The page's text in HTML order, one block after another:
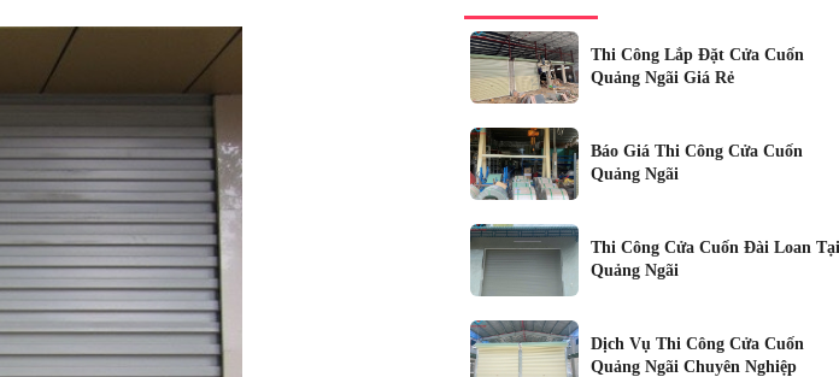
Thi Công Lắp Đặt Cửa Cuốn
Quảng Ngãi Giá Rẻ
Báo Giá Thi Công Cửa Cuốn
Quảng Ngãi
Thi Công Cửa Cuốn Đài Loan Tại
Quảng Ngãi
Dịch Vụ Thi Công Cửa Cuốn
Quảng Ngãi Chuyên Nghiệp